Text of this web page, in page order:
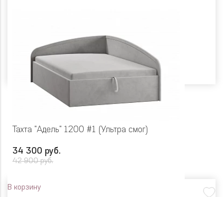
Тахта "Адель" 1200 #1 (Ультра смог)
34 300 руб.
42 900 руб.
В корзину